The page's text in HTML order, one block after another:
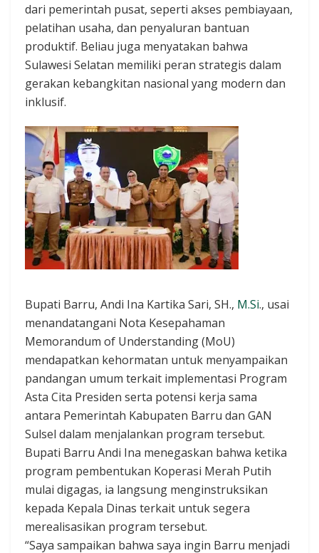
dari pemerintah pusat, seperti akses pembiayaan,
pelatihan usaha, dan penyaluran bantuan
produktif. Beliau juga menyatakan bahwa
Sulawesi Selatan memiliki peran strategis dalam
gerakan kebangkitan nasional yang modern dan
inklusif.
Bupati Barru, Andi Ina Kartika Sari, SH., M.Si., usai
menandatangani Nota Kesepahaman
Memorandum of Understanding (MoU)
mendapatkan kehormatan untuk menyampaikan
pandangan umum terkait implementasi Program
Asta Cita Presiden serta potensi kerja sama
antara Pemerintah Kabupaten Barru dan GAN
Sulsel dalam menjalankan program tersebut.
Bupati Barru Andi Ina menegaskan bahwa ketika
program pembentukan Koperasi Merah Putih
mulai digagas, ia langsung menginstruksikan
kepada Kepala Dinas terkait untuk segera
merealisasikan program tersebut.
“Saya sampaikan bahwa saya ingin Barru menjadi